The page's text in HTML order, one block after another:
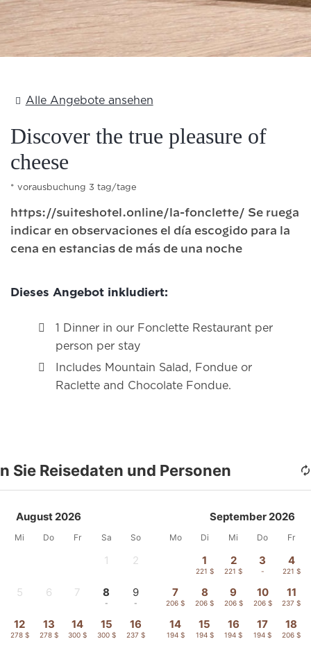
Add Your Heading Text Here
Alle Angebote ansehen
Discover the true pleasure of
cheese
vorausbuchung 3 tag/tage
https://suiteshotel.online/la-fonclette/ Se ruega
indicar en observaciones el día escogido para la
cena en estancias de más de una noche
Dieses Angebot inkludiert:
1 Dinner in our Fonclette Restaurant per
person per stay
Includes Mountain Salad, Fondue or
Raclette and Chocolate Fondue.
Sie Reisedaten und Personen
August 2026
Mi Do Fr Sa So
1 2
5 6 7 8
-
9
-
12
278 $
13
278 $
14
300 $
15
300 $
16
237 $
September 2026
Mo Di Mi Do Fr
1
221 $
2
221 $
3
-
4
221 $
7
206 $
8
206 $
9
206 $
10
206 $
11
237 $
14
194 $
15
194 $
16
194 $
17
194 $
18
206 $